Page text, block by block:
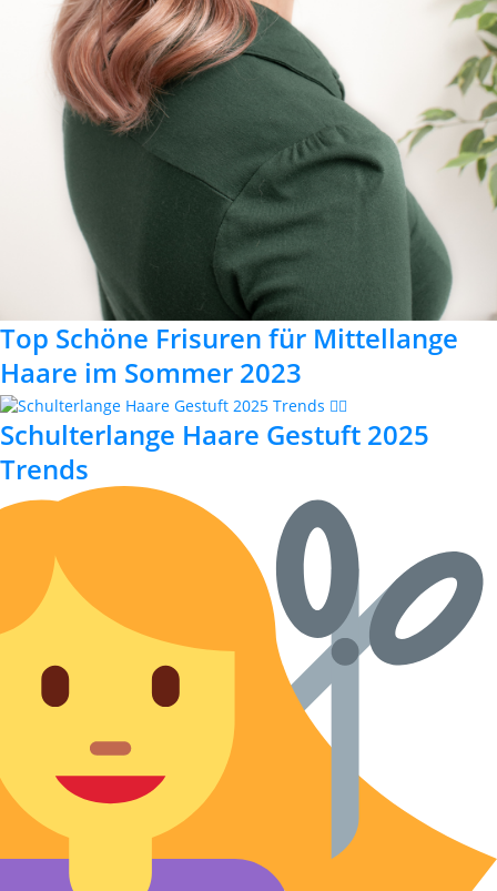
Top Schöne Frisuren für Mittellange
Haare im Sommer 2023
Schulterlange Haare Gestuft 2025
Trends